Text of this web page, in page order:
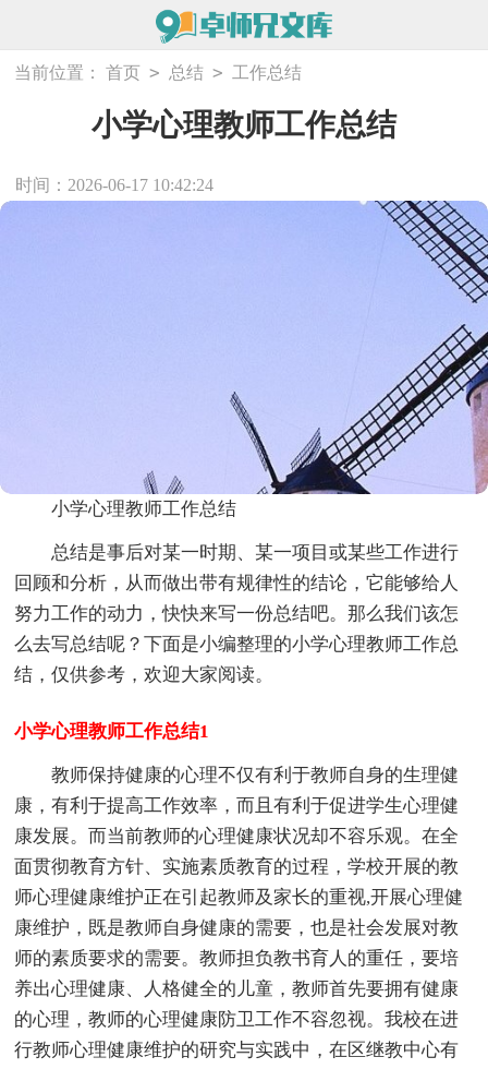
当前位置： 首页 > 总结 > 工作总结
小学心理教师工作总结
时间：2026-06-17 10:42:24
小学心理教师工作总结
总结是事后对某一时期、某一项目或某些工作进行
回顾和分析，从而做出带有规律性的结论，它能够给人
努力工作的动力，快快来写一份总结吧。那么我们该怎
么去写总结呢？下面是小编整理的小学心理教师工作总
结，仅供参考，欢迎大家阅读。
小学心理教师工作总结1
教师保持健康的心理不仅有利于教师自身的生理健
康，有利于提高工作效率，而且有利于促进学生心理健
康发展。而当前教师的心理健康状况却不容乐观。在全
面贯彻教育方针、实施素质教育的过程，学校开展的教
师心理健康维护正在引起教师及家长的重视,开展心理健
康维护，既是教师自身健康的需要，也是社会发展对教
师的素质要求的需要。教师担负教书育人的重任，要培
养出心理健康、人格健全的儿童，教师首先要拥有健康
的心理，教师的心理健康防卫工作不容忽视。我校在进
行教师心理健康维护的研究与实践中，在区继教中心有